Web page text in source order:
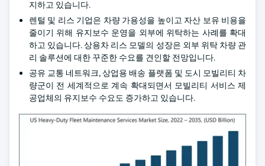
지하고 있습니다.
렌털 및 리스 기업은 차량 가용성을 높이고 자산 보유 비용을
줄이기 위해 유지보수 운영을 외부에 위탁하는 사례를 확대
하고 있습니다. 상용차 리스 모델의 성장은 외부 위탁 차량 관
리 솔루션에 대한 꾸준한 수요를 견인할 전망입니다.
공유 교통 네트워크, 상업용 배송 플랫폼 및 도시 모빌리티 차
량군이 전 세계적으로 계속 확대되면서 모빌리티 서비스 제
공업체의 유지보수 수요도 증가하고 있습니다.